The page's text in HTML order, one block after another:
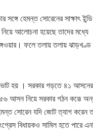
সঙ্গে হেমন্ত সোরেনের সাক্ষাৎ
আলোচনা হয়েছে তাদের মধ্যে ।
ফলে তলায় তলায়
হয় । সরকার গড়তে ৪১
নিয়ে সরকার গঠন করে৷
সোরেন যদি জোট ত্যাগ করেন
বিধায়কও সামিল হতে পারে